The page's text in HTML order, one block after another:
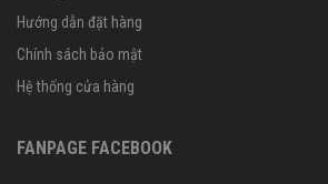
Hướng dẫn đặt hàng
Chính sách bảo mật
Hệ thống cửa hàng
FANPAGE FACEBOOK